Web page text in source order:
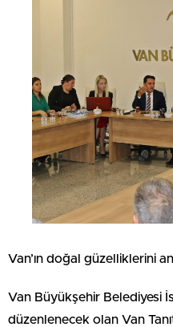
Van’ın doğal güzelliklerini
Van Büyükşehir Belediyesi
düzenlenecek olan Van